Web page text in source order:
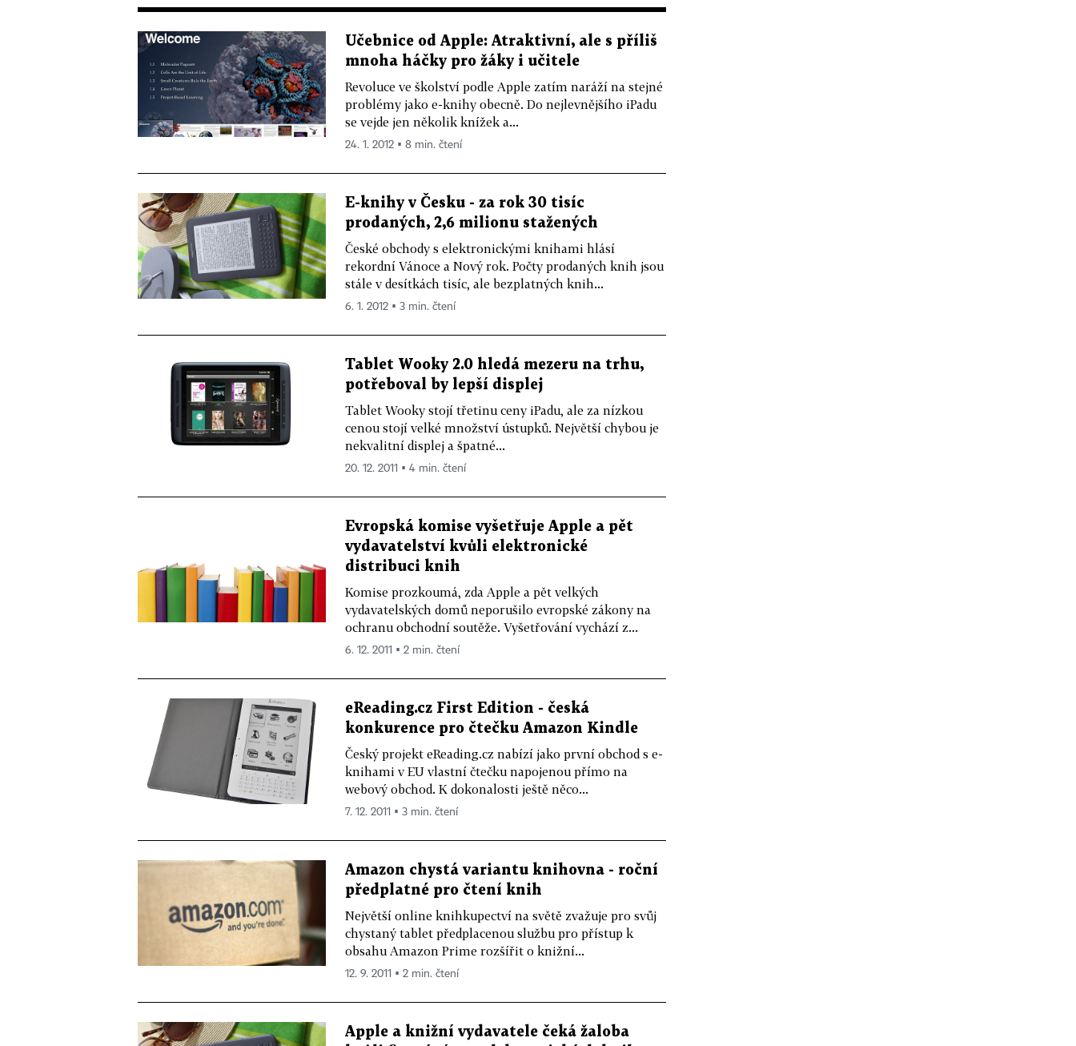
Učebnice od Apple: Atraktivní, ale s příliš
mnoha háčky pro žáky i učitele
Revoluce ve školství podle Apple zatím naráží na stejné
problémy jako e-knihy obecně. Do nejlevnějšího iPadu
se vejde jen několik knížek a...
24. 1. 2012 ▪ 8 min. čtení
E-knihy v Česku - za rok 30 tisíc
prodaných, 2,6 milionu stažených
České obchody s elektronickými knihami hlásí
rekordní Vánoce a Nový rok. Počty prodaných knih jsou
stále v desítkách tisíc, ale bezplatných knih...
6. 1. 2012 ▪ 3 min. čtení
Tablet Wooky 2.0 hledá mezeru na trhu,
potřeboval by lepší displej
Tablet Wooky stojí třetinu ceny iPadu, ale za nízkou
cenou stojí velké množství ústupků. Největší chybou je
nekvalitní displej a špatné...
20. 12. 2011 ▪ 4 min. čtení
Evropská komise vyšetřuje Apple a pět
vydavatelství kvůli elektronické
distribuci knih
Komise prozkoumá, zda Apple a pět velkých
vydavatelských domů neporušilo evropské zákony na
ochranu obchodní soutěže. Vyšetřování vychází z...
6. 12. 2011 ▪ 2 min. čtení
eReading.cz First Edition - česká
konkurence pro čtečku Amazon Kindle
Český projekt eReading.cz nabízí jako první obchod s e-
knihami v EU vlastní čtečku napojenou přímo na
webový obchod. K dokonalosti ještě něco...
7. 12. 2011 ▪ 3 min. čtení
Amazon chystá variantu knihovna - roční
předplatné pro čtení knih
Největší online knihkupectví na světě zvažuje pro svůj
chystaný tablet předplacenou službu pro přístup k
obsahu Amazon Prime rozšířit o knižní...
12. 9. 2011 ▪ 2 min. čtení
Apple a knižní vydavatele čeká žaloba